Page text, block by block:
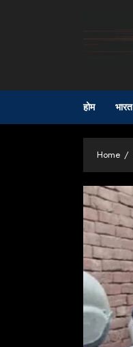
होम भारत
Home